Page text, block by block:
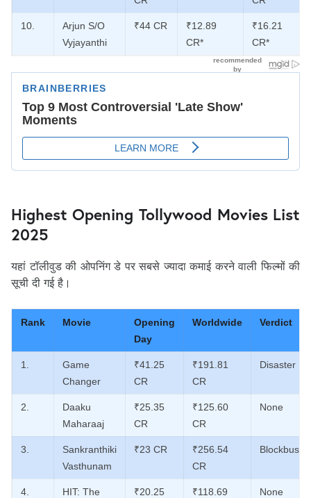
10.
Arjun S/O
Vyjayanthi
₹44 CR
₹12.89
CR*
₹16.21
CR*
Highest Opening Tollywood Movies List
2025
यहां टॉलीवुड की ओपनिंग डे पर सबसे ज्यादा कमाई करने वाली फिल्मों की
सूची दी गई है।
Rank Movie
Opening
Day
Worldwide Verdict
1.
Game
Changer
₹41.25
CR
₹191.81
CR
Disaster
2.
Daaku
Maharaaj
₹25.35
CR
₹125.60
CR
None
3.
Sankranthiki
Vasthunam
₹23 CR
₹256.54
CR
Blockbuster
4.
HIT: The
₹20.25
₹118.69
None